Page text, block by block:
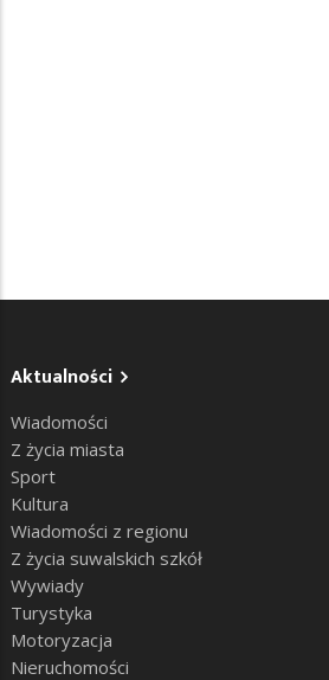
Aktualności
Wiadomości
Z życia miasta
Sport
Kultura
Wiadomości z regionu
Z życia suwalskich szkół
Wywiady
Turystyka
Motoryzacja
Nieruchomości